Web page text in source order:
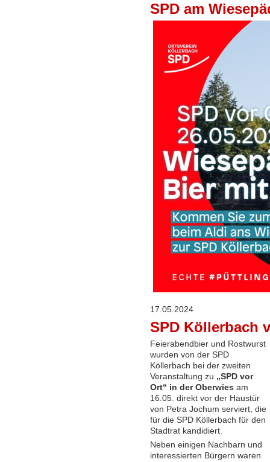
SPD am
17.05.2024
SPD Köllerbach
Feierabendbier und Rostwurst
wurden von der SPD
Köllerbach bei der zweiten
Veranstaltung zu „SPD vor
Ort“ in der Oberwies am
16.05. direkt vor der Haustür
von Petra Jochum serviert, die
für die SPD Köllerbach für den
Stadtrat kandidiert.
Neben einigen Nachbarn und
interessierten Bürgern waren